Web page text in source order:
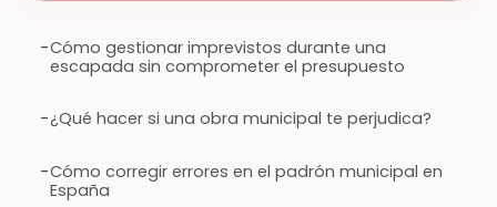
-Cómo gestionar imprevistos durante una
escapada sin comprometer el presupuesto
-¿Qué hacer si una obra municipal te perjudica?
-Cómo corregir errores en el padrón municipal en
España